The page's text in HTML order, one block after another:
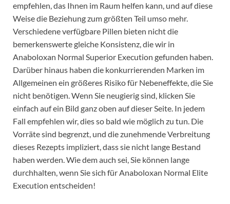
empfehlen, das Ihnen im Raum helfen kann, und auf diese
Weise die Beziehung zum größten Teil umso mehr.
Verschiedene verfügbare Pillen bieten nicht die
bemerkenswerte gleiche Konsistenz, die wir in
Anaboloxan Normal Superior Execution gefunden haben.
Darüber hinaus haben die konkurrierenden Marken im
Allgemeinen ein größeres Risiko für Nebeneffekte, die Sie
nicht benötigen. Wenn Sie neugierig sind, klicken Sie
einfach auf ein Bild ganz oben auf dieser Seite. In jedem
Fall empfehlen wir, dies so bald wie möglich zu tun. Die
Vorräte sind begrenzt, und die zunehmende Verbreitung
dieses Rezepts impliziert, dass sie nicht lange Bestand
haben werden. Wie dem auch sei, Sie können lange
durchhalten, wenn Sie sich für Anaboloxan Normal Elite
Execution entscheiden!